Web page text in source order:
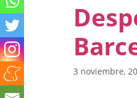
3 noviembre,